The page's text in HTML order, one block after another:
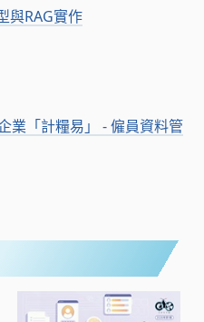
與RAG實作
業「計糧易」 - 僱員資料管